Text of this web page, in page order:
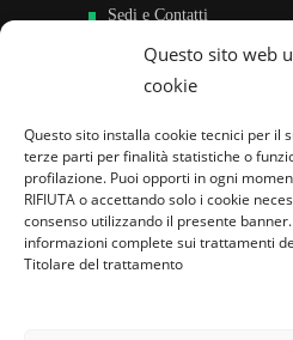
Questo sito web
cookie
Questo sito installa cookie tecnici per il
terze parti per finalità statistiche o
profilazione. Puoi opporti in ogni
RIFIUTA o accettando solo i cookie
consenso utilizzando il presente
informazioni complete sui trattamenti
Titolare del trattamento
Sedi e Contatti
Sostieni
Famiglie per